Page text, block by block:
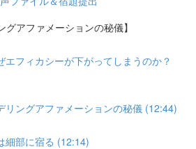
アファメーションの秘儀】
フィカシーが下がってしまうのか？
ングアファメーションの秘儀 (12:44)
部に宿る (12:14)